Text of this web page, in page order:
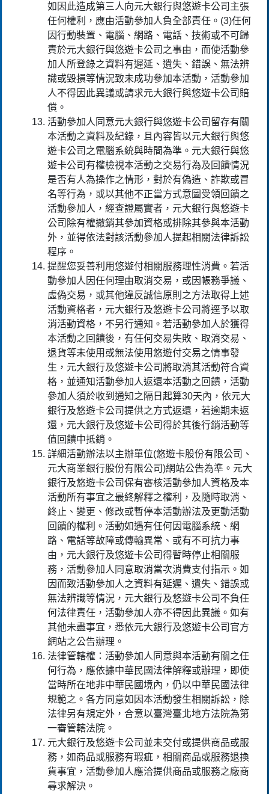
如因此造成第三人向元大銀行與悠遊卡公司主張
任何權利，應由活動參加人負全部責任。(3)任何
因行動裝置、電腦、網路、電話、技術或不可歸
責於元大銀行與悠遊卡公司之事由，而使活動參
加人所登錄之資料有遲延、遺失、錯誤、無法辨
識或毀損等情況致未成功參加本活動，活動參加
人不得因此異議或請求元大銀行與悠遊卡公司賠
償。
活動參加人同意元大銀行與悠遊卡公司留存有關
本活動之資料及紀錄，且內容皆以元大銀行與悠
遊卡公司之電腦系統與時間為準。元大銀行與悠
遊卡公司有權檢視本活動之交易行為及回饋情況
是否有人為操作之情形，對於有偽造、詐欺或冒
名等行為，或以其他不正當方式意圖受領回饋之
活動參加人，經查證屬實者，元大銀行與悠遊卡
公司除有權撤銷其參加資格或排除其參與本活動
外，並得依法對該活動參加人提起相關法律訴訟
程序。
提醒您妥善利用悠遊付相關服務理性消費。若活
動參加人因任何理由取消交易，或因帳務爭議、
虛偽交易，或其他違反誠信原則之方法取得上述
活動資格者，元大銀行及悠遊卡公司將逕予以取
消活動資格，不另行通知。若活動參加人於獲得
本活動之回饋後，有任何交易失敗、取消交易、
退貨等未使用或無法使用悠遊付交易之情事發
生，元大銀行及悠遊卡公司將取消其活動符合資
格，並通知活動參加人返還本活動之回饋，活動
參加人須於收到通知之隔日起算30天內，依元大
銀行及悠遊卡公司提供之方式返還，若逾期未返
還，元大銀行及悠遊卡公司得於其後行銷活動等
值回饋中抵銷。
詳細活動辦法以主辦單位(悠遊卡股份有限公司、
元大商業銀行股份有限公司)網站公告為準。元大
銀行及悠遊卡公司保有審核活動參加人資格及本
活動所有事宜之最終解釋之權利，及隨時取消、
終止、變更、修改或暫停本活動辦法及更動活動
回饋的權利。活動如遇有任何因電腦系統、網
路、電話等故障或傳輸異常、或有不可抗力事
由，元大銀行及悠遊卡公司得暫時停止相關服
務，活動參加人同意取消當次消費支付指示。如
因而致活動參加人之資料有延遲、遺失、錯誤或
無法辨識等情況，元大銀行及悠遊卡公司不負任
何法律責任，活動參加人亦不得因此異議。如有
其他未盡事宜，悉依元大銀行及悠遊卡公司官方
網站之公告辦理。
法律管轄權：活動參加人同意與本活動有關之任
何行為，應依據中華民國法律解釋或辦理，即使
當時所在地非中華民國境內，仍以中華民國法律
規範之。各方同意如因本活動發生相關訴訟，除
法律另有規定外，合意以臺灣臺北地方法院為第
一審管轄法院。
元大銀行及悠遊卡公司並未交付或提供商品或服
務，如商品或服務有瑕疵，相關商品或服務退換
貨事宜，活動參加人應洽提供商品或服務之廠商
尋求解決。